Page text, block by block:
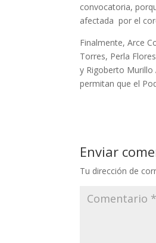
convocatoria,
afectada por el
Finalmente, Arce
Torres, Perla
y Rigoberto Murillo
permitan que el
Enviar
Tu dirección de